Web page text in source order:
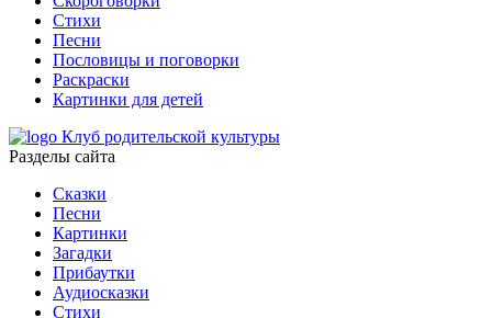
Стихи
Песни
Пословицы и поговорки
Раскраски
Картинки для детей
Клуб родительской культуры
Разделы сайта
Сказки
Песни
Картинки
Загадки
Прибаутки
Аудиосказки
Стихи